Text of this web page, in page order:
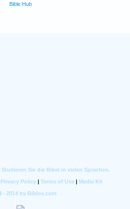
Bible Hub